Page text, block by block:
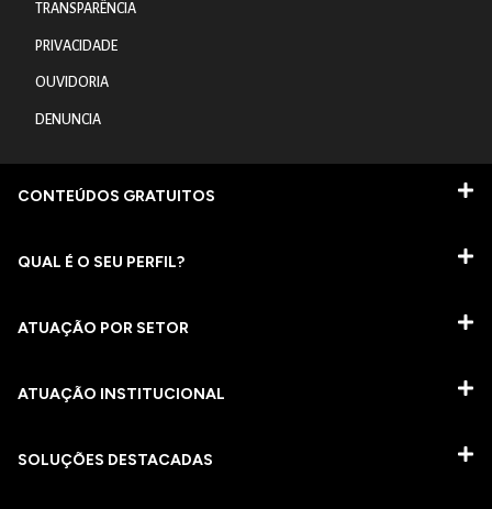
TRANSPARÊNCIA
PRIVACIDADE
OUVIDORIA
DENUNCIA
CONTEÚDOS GRATUITOS
QUAL É O SEU PERFIL?
ATUAÇÃO POR SETOR
ATUAÇÃO INSTITUCIONAL
SOLUÇÕES DESTACADAS